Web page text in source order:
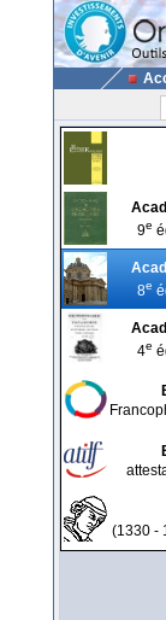
9e
8e
4e
(1330 -